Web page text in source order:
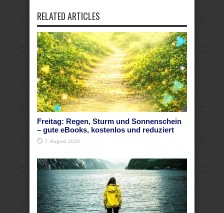
RELATED ARTICLES
Freitag: Regen, Sturm und Sonnenschein
– gute eBooks, kostenlos und reduziert
7. August 2026